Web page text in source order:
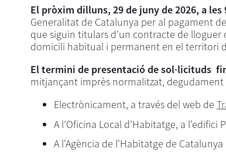
El pròxim dilluns, 29 de juny de 2026, a
Generalitat de Catalunya per al pagament
que siguin titulars d'un contracte de
domicili habitual i permanent en el territori
El termini de presentació de sol·licituds
mitjançant imprès normalitzat, degudament
Electrònicament, a través del web de
A l’Oficina Local d’Habitatge, a l'edifici
A l'Agència de l'Habitatge de Catalunya